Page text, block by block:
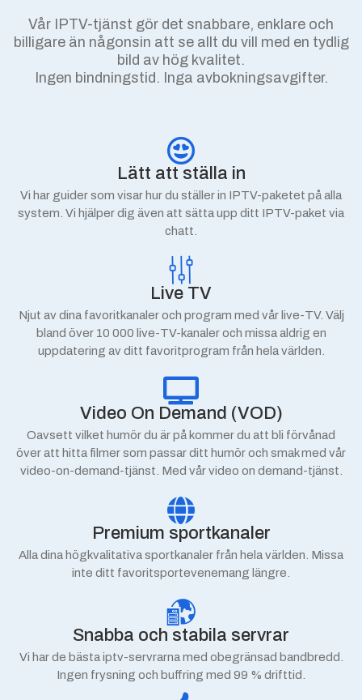
Vår IPTV-tjänst gör det snabbare, enklare och
billigare än någonsin att se allt du vill med en tydlig
bild av hög kvalitet.
Ingen bindningstid. Inga avbokningsavgifter.
Lätt att ställa in
Vi har guider som visar hur du ställer in IPTV-paketet på alla
system. Vi hjälper dig även att sätta upp ditt IPTV-paket via
chatt.
Live TV
Njut av dina favoritkanaler och program med vår live-TV. Välj
bland över 10 000 live-TV-kanaler och missa aldrig en
uppdatering av ditt favoritprogram från hela världen.
Video On Demand (VOD)
Oavsett vilket humör du är på kommer du att bli förvånad
över att hitta filmer som passar ditt humör och smak med vår
video-on-demand-tjänst. Med vår video on demand-tjänst.
Premium sportkanaler
Alla dina högkvalitativa sportkanaler från hela världen. Missa
inte ditt favoritsportevenemang längre.
Snabba och stabila servrar
Vi har de bästa iptv-servrarna med obegränsad bandbredd.
Ingen frysning och buffring med 99 % drifttid.